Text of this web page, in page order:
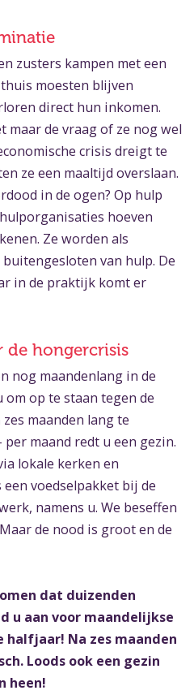
zusters kampen met een
moesten blijven
direct hun inkomen.
maar de vraag of ze nog wel
crisis dreigt te
ze een maaltijd overslaan.
in de ogen? Op hulp
hoeven
Ze worden als
van hulp. De
in de praktijk komt er
de hongercrisis
nog maandenlang in de
op te staan tegen de
maanden lang te
maand redt u een gezin.
lokale kerken en
voedselpakket bij de
namens u. We beseffen
de nood is groot en de
dat duizenden
u aan voor maandelijkse
halfjaar! Na zes maanden
Loods ook een gezin
heen!